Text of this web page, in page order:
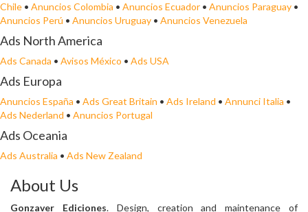
Chile • Anuncios Colombia • Anuncios Ecuador • Anuncios Paraguay •
Anuncios Perú • Anuncios Uruguay • Anuncios Venezuela
Ads North America
Ads Canada • Avisos México • Ads USA
Ads Europa
Anuncios España • Ads Great Britain • Ads Ireland • Annunci Italia •
Ads Nederland • Anuncios Portugal
Ads Oceania
Ads Australia • Ads New Zealand
About Us
Gonzaver Ediciones. Design, creation and maintenance of